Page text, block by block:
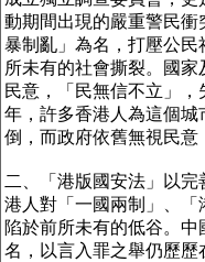
動期間出現的嚴重警民
暴制亂」為名，打壓公
所未有的社會撕裂。國
民意，「民無信不立」
年，許多香港人為這個
倒，而政府依舊無視民意
二、「港版國安法」以
港人對「一國兩制」、「
陷於前所未有的低谷。
名，以言入罪之舉仍歷